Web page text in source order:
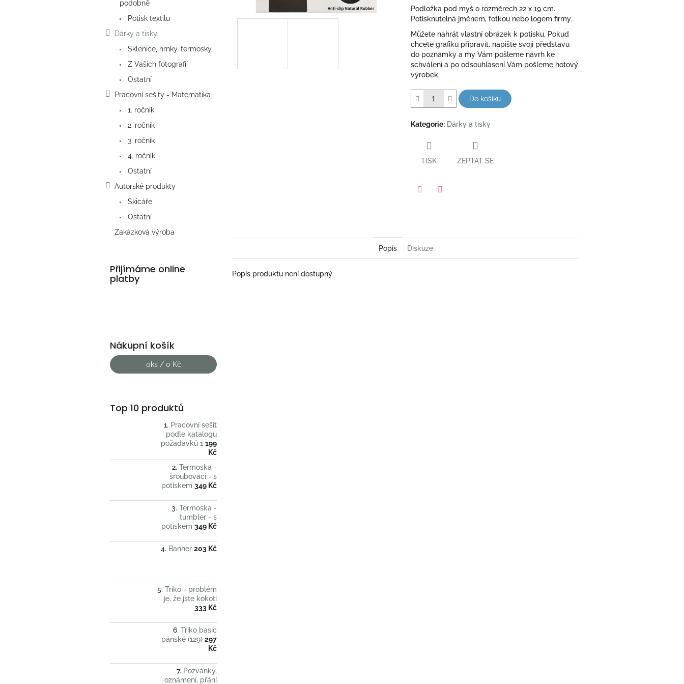
podobně
Potisk textilu
Dárky a tisky
Sklenice, hrnky, termosky
Z Vašich fotografií
Ostatní
Pracovní sešity - Matematika
1. ročník
2. ročník
3. ročník
4. ročník
Ostatní
Autorské produkty
Skicáře
Ostatní
Zakázková výroba
Přijímáme online
platby
Nákupní košík
0ks / 0 Kč
Top 10 produktů
Pracovní sešit
podle katalogu
požadavků 1 199
Kč
Termoska -
šroubovací - s
potiskem 349 Kč
Termoska -
tumbler - s
potiskem 349 Kč
Banner 203 Kč
Triko - problém
je, že jste kokoti
333 Kč
Triko basic
pánské (129) 297
Kč
Pozvánky,
oznámení, přání
Podložka pod myš o rozměrech 22 x 19 cm.
Potisknutelná jménem, fotkou nebo logem firmy.
Můžete nahrát vlastní obrázek k potisku. Pokud
chcete grafiku připravit, napište svoji představu
do poznámky a my Vám pošleme návrh ke
schválení a po odsouhlasení Vám pošleme hotový
výrobek.
Do košíku
Kategorie: Dárky a tisky
TISK ZEPTAT SE
Popis Diskuze
Popis produktu není dostupný